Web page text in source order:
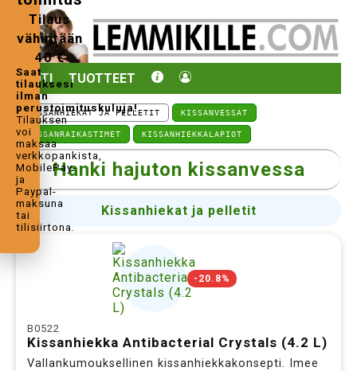
KOTI TUOTTEET
Tilaus
vähintään
40 €
Saat
tilauksesi
ilman
perustoimituskuluja!
Tilauksen
voi
maksaa
verkkopankista,
MobilePay-
ja
Paypal-
maksuna
tai
tilisiirtona.
KISSANHIEKAT JA PELLETIT KISSANVESSAT
VESSANRAIKASTIMET KISSANHIEKKALAPIOT
Hanki hajuton kissanvessa
Kissanhiekat ja pelletit
-20.8%
B0522
Kissanhiekka Antibacterial Crystals (4.2 L)
Vallankumouksellinen kissanhiekkakonsepti. Imee